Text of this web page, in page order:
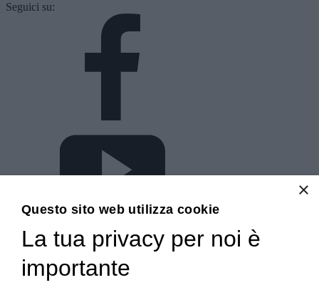
Seguici su:
×
Questo sito web utilizza cookie
La tua privacy per noi è
importante